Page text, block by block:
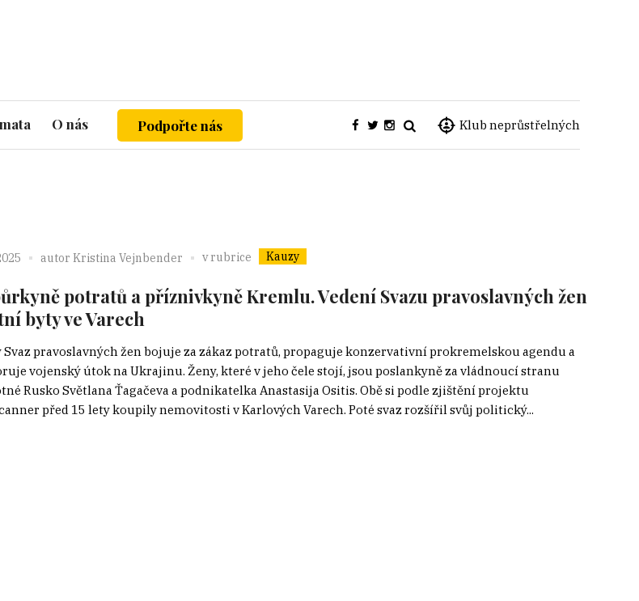
Klub neprůstřelných
O nás Podpořte nás
autor Kristina Vejnbender v rubrice Kauzy
potratů a příznivkyně Kremlu. Vedení Svazu pravoslavných žen
byty ve Varech
Svaz pravoslavných žen bojuje za zákaz potratů, propaguje konzervativní prokremelskou agendu a
vojenský útok na Ukrajinu. Ženy, které v jeho čele stojí, jsou poslankyně za vládnoucí stranu
Rusko Světlana Ťagačeva a podnikatelka Anastasija Ositis. Obě si podle zjištění projektu
před 15 lety koupily nemovitosti v Karlových Varech. Poté svaz rozšířil svůj politický...